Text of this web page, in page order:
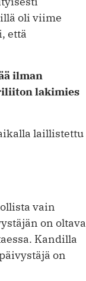
oli viime
että
ilman
lakimies
laillistettu
vain
on oltava
Kandilla
on